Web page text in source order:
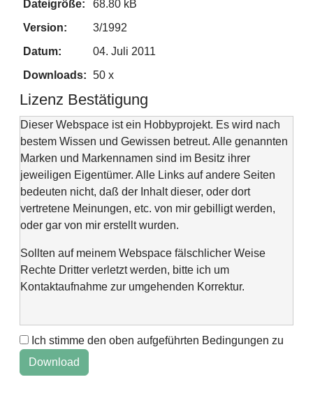
Dateigröße:
68.80 kB
Version:
3/1992
Datum:
04. Juli 2011
Downloads: 50 x
Lizenz Bestätigung
Dieser Webspace ist ein Hobbyprojekt. Es wird nach
bestem Wissen und Gewissen betreut. Alle genannten
Marken und Markennamen sind im Besitz ihrer
jeweiligen Eigentümer. Alle Links auf andere Seiten
bedeuten nicht, daß der Inhalt dieser, oder dort
vertretene Meinungen, etc. von mir gebilligt werden,
oder gar von mir erstellt wurden.
Sollten auf meinem Webspace fälschlicher Weise
Rechte Dritter verletzt werden, bitte ich um
Kontaktaufnahme zur umgehenden Korrektur.
This web space is a project of my spare time and not
intended to make money with it. It is not wanted to harm
anyone. If you find errors or anything else, please
Ich stimme den oben aufgeführten Bedingungen zu